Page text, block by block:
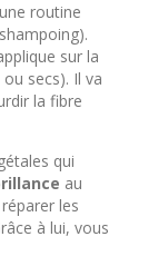
routine
sur la
secs). Il va
la fibre
qui
au
les
à lui, vous